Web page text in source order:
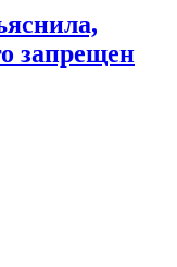
запрещен